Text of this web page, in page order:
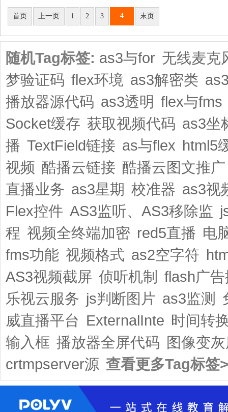
首页 上一页 1 2 3 4 末页
随机Tag标签: as3与for 无线麦克
梦验证码 flex环境 as3解密类
播放器源代码 as3透明 flex与fms
Socket缓存 获取视频代码 as3坐
播 TextField链接 as与flex html5
视频 酷播云链接 酷播云图文推广
直播业务 as3星期 校准器 as3视
Flex控件 AS3监听、AS3移除监
程 视频全终端加密 red5直播 电
fms功能 视频格式 as2空字符
AS3视频截屏 侦听机制
flash广
乐视云服务 js判断图片 as3监测
威直播平台 ExternalInte 时间转
输入框 播放器全屏代码 图像变
crtmpserver源 查看更多Tag标签